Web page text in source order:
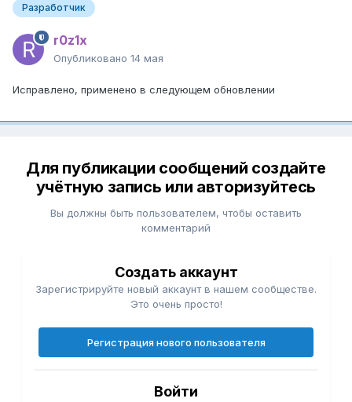
Разработчик
r0z1x
Опубликовано 14 мая
Исправлено, применено в следующем обновлении
Для публикации сообщений создайте
учётную запись или авторизуйтесь
Вы должны быть пользователем, чтобы оставить
комментарий
Создать аккаунт
Зарегистрируйте новый аккаунт в нашем сообществе.
Это очень просто!
Регистрация нового пользователя
Войти